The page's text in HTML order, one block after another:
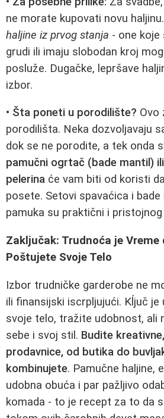
ne morate kupovati novu
haljine iz prvog stanja - one koje
grudi ili imaju slobodan kroj
posluže. Dugačke, lepršave
izbor.
• Šta poneti u porodilište? Ovo
porodilišta. Neka dozvoljavaju
dok se ne porodite, a tek onda
pamučni ogrtač (bade mantil)
pelerina će vam biti od koristi
posete. Setovi spavaćica i bade
pamuka su praktični i pristojnog
Zaključak: Trudnoća je Vreme
Poštujete Svoje Telo
Izbor trudničke garderobe ne
ili finansijski iscrpljujući. Kĺjuč
svoje telo, tražite udobnost, ali
sebe i svoj stil. Budite
prodavnice, od butika do
kombinujete. Pamučne haljine,
udobna obuća i par pažljivo
komada - to je recept za to da